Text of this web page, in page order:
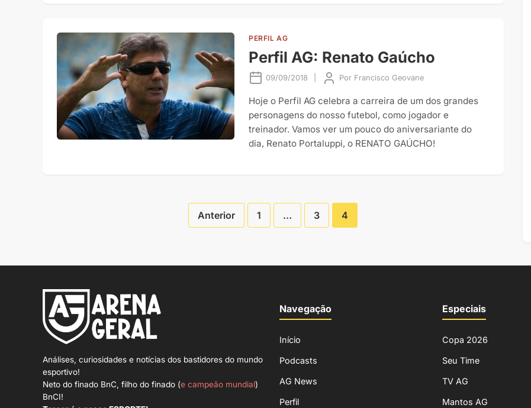
PERFIL AG
Perfil AG: Renato Gaúcho
09/09/2018 Por Francisco Geovane
Hoje o Perfil AG celebra a carreira de um dos grandes
personagens do nosso futebol, como jogador e
treinador. Vamos ver um pouco do aniversariante do
dia, Renato Portaluppi, o RENATO GAÚCHO!
Paginação
Posts
Anterior 1 … 3 4
Análises, curiosidades e notícias dos bastidores do mundo
esportivo!
Neto do finado BnC, filho do finado (e campeão mundial)
BnCI!
Navegação
Início
Podcasts
AG News
Perfil
Especiais
Copa 2026
Seu Time
TV AG
Mantos AG